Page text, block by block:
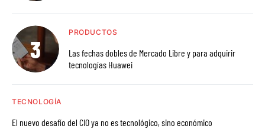
PRODUCTOS
Las fechas dobles de Mercado Libre y para adquirir
tecnologías Huawei
TECNOLOGÍA
El nuevo desafío del CIO ya no es tecnológico, sino económico